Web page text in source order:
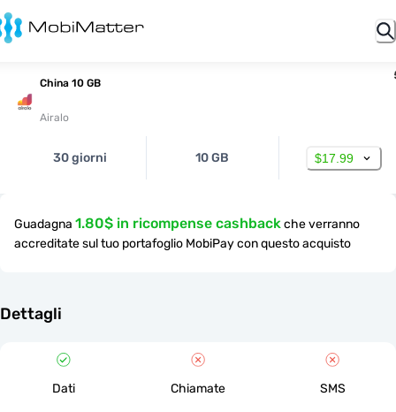
China 10 GB
Airalo
30 giorni 10 GB $17.99
Guadagna 1.80$ in ricompense cashbackche verranno
accreditate sul tuo portafoglio MobiPay con questo acquisto
Dettagli
Dati Chiamate SMS